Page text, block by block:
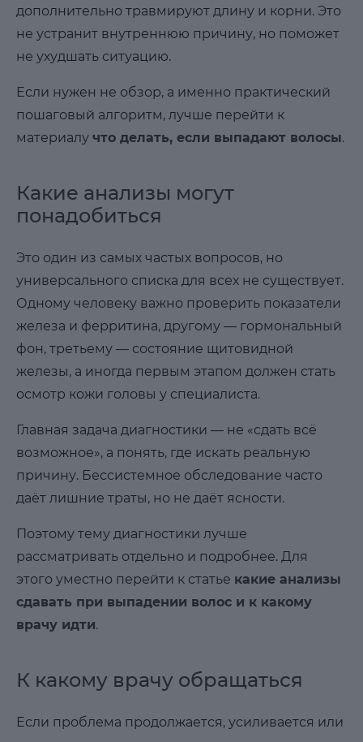
дополнительно травмируют длину и корни. Это
не устранит внутреннюю причину, но поможет
не ухудшать ситуацию.
Если нужен не обзор, а именно практический
пошаговый алгоритм, лучше перейти к
материалу что делать, если выпадают волосы.
Какие анализы могут
понадобиться
Это один из самых частых вопросов, но
универсального списка для всех не существует.
Одному человеку важно проверить показатели
железа и ферритина, другому — гормональный
фон, третьему — состояние щитовидной
железы, а иногда первым этапом должен стать
осмотр кожи головы у специалиста.
Главная задача диагностики — не «сдать всё
возможное», а понять, где искать реальную
причину. Бессистемное обследование часто
даёт лишние траты, но не даёт ясности.
Поэтому тему диагностики лучше
рассматривать отдельно и подробнее. Для
этого уместно перейти к статье какие анализы
сдавать при выпадении волос и к какому
врачу идти.
К какому врачу обращаться
Если проблема продолжается, усиливается или